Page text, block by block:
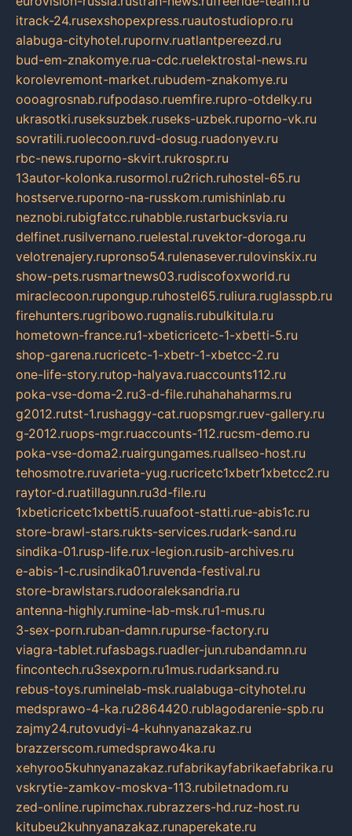
itrack-24.rusexshopexpress.ruautostudiopro.ru
alabuga-cityhotel.rupornv.ruatlantpereezd.ru
bud-em-znakomye.rua-cdc.ruelektrostal-news.ru
korolevremont-market.rubudem-znakomye.ru
oooagrosnab.rufpodaso.ruemfire.rupro-otdelky.ru
ukrasotki.ruseksuzbek.ruseks-uzbek.ruporno-vk.ru
sovratili.ruolecoon.ruvd-dosug.ruadonyev.ru
rbc-news.ruporno-skvirt.rukrospr.ru
13autor-kolonka.rusormol.ru2rich.ruhostel-65.ru
hostserve.ruporno-na-russkom.rumishinlab.ru
neznobi.rubigfatcc.ruhabble.rustarbucksvia.ru
delfinet.rusilvernano.ruelestal.ruvektor-doroga.ru
velotrenajery.rupronso54.rulenasever.rulovinskix.ru
show-pets.rusmartnews03.rudiscofoxworld.ru
miraclecoon.rupongup.ruhostel65.ruliura.ruglasspb.ru
firehunters.rugribowo.rugnalis.rubulkitula.ru
hometown-france.ru1-xbeticricetc-1-xbetti-5.ru
shop-garena.rucricetc-1-xbetr-1-xbetcc-2.ru
one-life-story.rutop-halyava.ruaccounts112.ru
poka-vse-doma-2.ru3-d-file.ruhahahaharms.ru
g2012.rutst-1.rushaggy-cat.ruopsmgr.ruev-gallery.ru
g-2012.ruops-mgr.ruaccounts-112.rucsm-demo.ru
poka-vse-doma2.ruairgungames.ruallseo-host.ru
tehosmotre.ruvarieta-yug.rucricetc1xbetr1xbetcc2.ru
raytor-d.ruatillagunn.ru3d-file.ru
1xbeticricetc1xbetti5.ruuafoot-statti.rue-abis1c.ru
store-brawl-stars.rukts-services.rudark-sand.ru
sindika-01.rusp-life.rux-legion.rusib-archives.ru
e-abis-1-c.rusindika01.ruvenda-festival.ru
store-brawlstars.rudooraleksandria.ru
antenna-highly.rumine-lab-msk.ru1-mus.ru
3-sex-porn.ruban-damn.rupurse-factory.ru
viagra-tablet.rufasbags.ruadler-jun.rubandamn.ru
fincontech.ru3sexporn.ru1mus.rudarksand.ru
rebus-toys.ruminelab-msk.rualabuga-cityhotel.ru
medsprawo-4-ka.ru2864420.rublagodarenie-spb.ru
zajmy24.rutovudyi-4-kuhnyanazakaz.ru
brazzerscom.rumedsprawo4ka.ru
xehyroo5kuhnyanazakaz.rufabrikayfabrikaefabrika.ru
vskrytie-zamkov-moskva-113.rubiletnadom.ru
zed-online.rupimchax.rubrazzers-hd.ruz-host.ru
kitubeu2kuhnyanazakaz.runaperekate.ru